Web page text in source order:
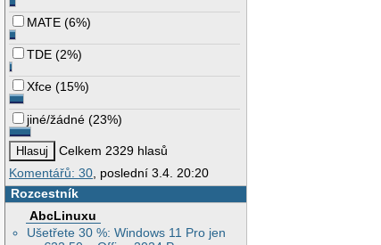
MATE (6%)
TDE (2%)
Xfce (15%)
jiné/žádné (23%)
Celkem 2329 hlasů
Komentářů: 30, poslední 3.4. 20:20
Rozcestník
AbcLinuxu
Ušetřete 30 %: Windows 11 Pro jen